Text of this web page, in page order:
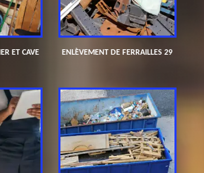
ET CAVE
ENLÈVEMENT DE FERRAILLES 29